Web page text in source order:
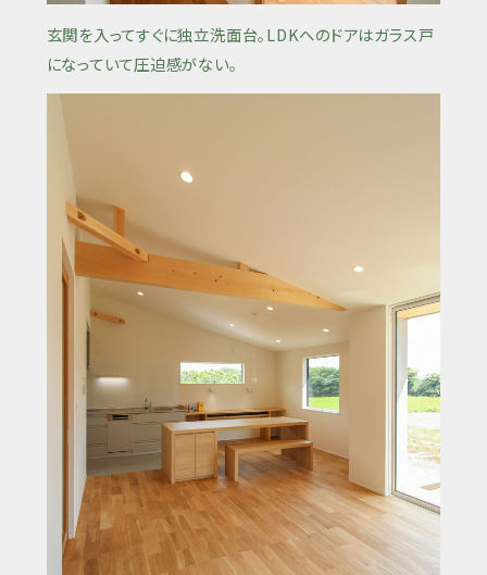
玄関を入ってすぐに独立洗面台。LDKへのドアはガラス戸
になっていて圧迫感がない。